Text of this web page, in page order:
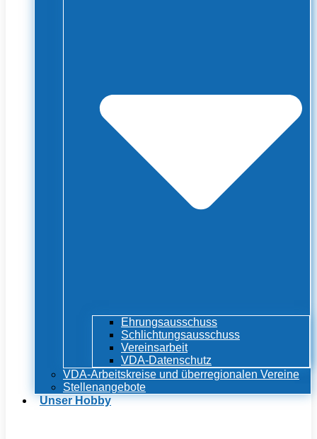
Ehrungsausschuss
Schlichtungsausschuss
Vereinsarbeit
VDA-Datenschutz
VDA-Arbeitskreise und überregionalen Vereine
Stellenangebote
Unser Hobby